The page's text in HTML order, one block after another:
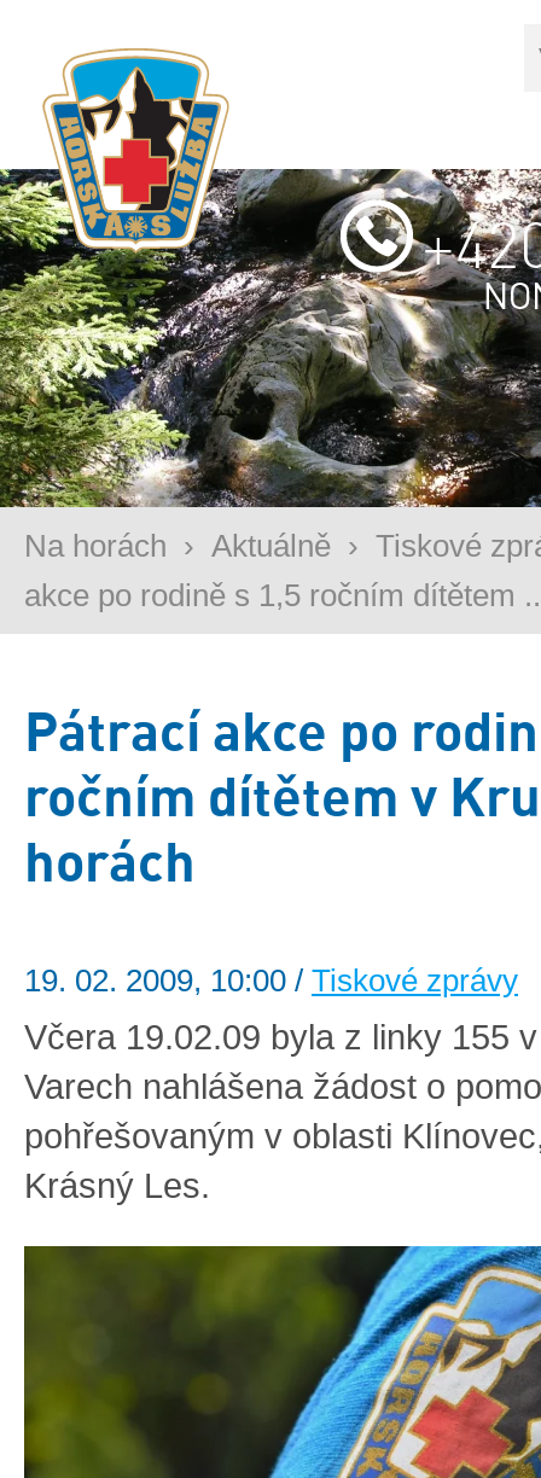
Na horách › Aktuálně › Tiskové
akce po rodině s 1,5 ročním dítětem
Pátrací akce po
ročním dítětem v
horách
19. 02. 2009, 10:00 / Tiskové zprávy
Včera 19.02.09 byla z linky 155
Varech nahlášena žádost o
pohřešovaným v oblasti
Krásný Les.